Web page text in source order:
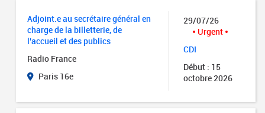
Adjoint.e au secrétaire général en
charge de la billetterie, de
l'accueil et des publics
Radio France
Paris 16e
29/07/26
Urgent
CDI
Début : 15
octobre 2026